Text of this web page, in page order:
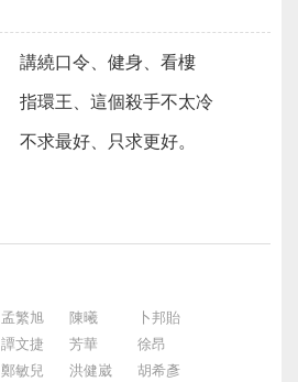
講繞口令、健身、看樓
指環王、這個殺手不太冷
不求最好、只求更好。
孟繁旭 陳曦
卜邦貽
譚文捷 芳華
徐昂
鄭敏兒 洪健崴
胡希彥